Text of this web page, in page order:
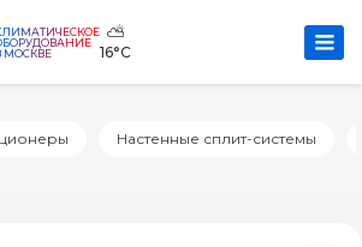
МОСКВЕ
⛅
16°C
Настенные сплит-системы